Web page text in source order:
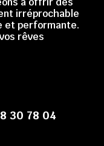
irréprochable
et performante.
rêves
30 78 04